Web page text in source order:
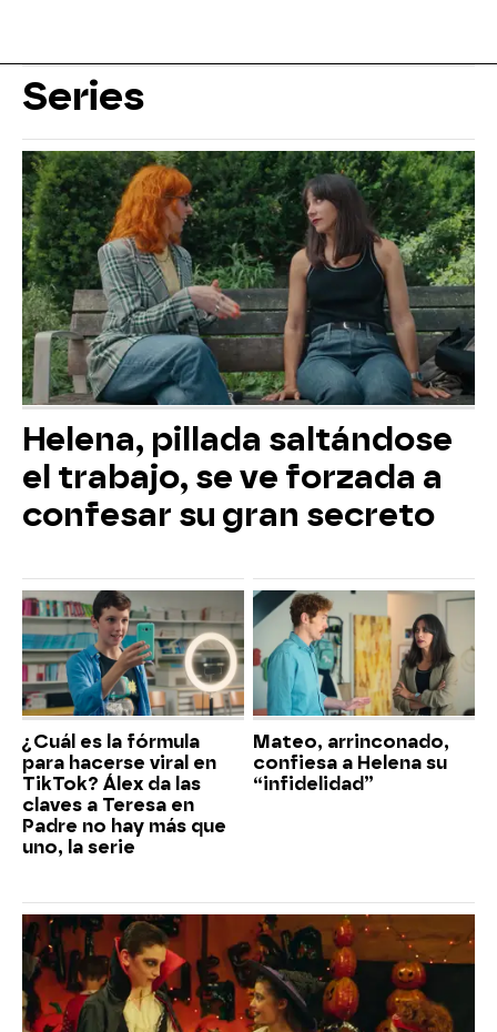
Series
Helena, pillada saltándose
el trabajo, se ve forzada a
confesar su gran secreto
¿Cuál es la fórmula
para hacerse viral en
TikTok? Álex da las
claves a Teresa en
Padre no hay más que
uno, la serie
Mateo, arrinconado,
confiesa a Helena su
“infidelidad”